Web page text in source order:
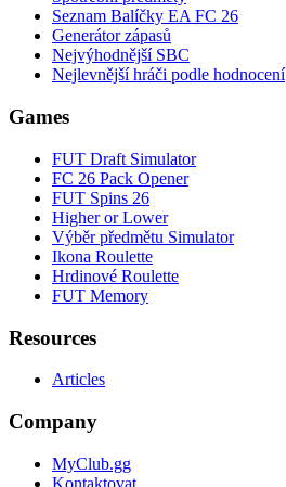
Seznam Balíčky EA FC 26
Generátor zápasů
Nejvýhodnější SBC
Nejlevnější hráči podle hodnocení
Games
FUT Draft Simulator
FC 26 Pack Opener
FUT Spins 26
Higher or Lower
Výběr předmětu Simulator
Ikona Roulette
Hrdinové Roulette
FUT Memory
Resources
Articles
Company
MyClub.gg
Kontaktovat